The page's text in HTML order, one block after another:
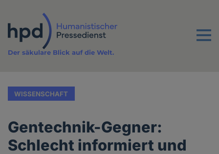
Inhalt
Menu
Der säkulare Blick auf die Welt.
WISSENSCHAFT
Gentechnik-Gegner:
Schlecht informiert und